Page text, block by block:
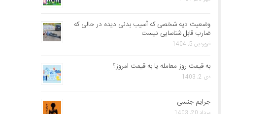
وضعیت دیه شخصی که آسیب بدنی دیده در حالی که
ضارب قابل شناسایی نیست
فروردین 5, 1404
به قیمت روز معامله یا به قیمت امروز؟
دی 2, 1403
جرایم جنسی